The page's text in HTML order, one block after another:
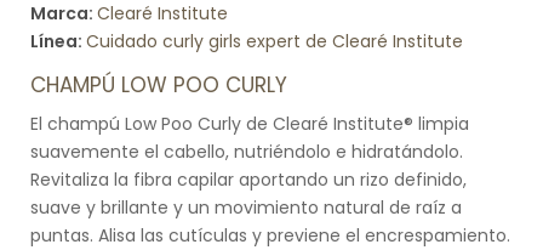
Marca: Clearé Institute
Línea: Cuidado curly girls expert de Clearé Institute
CHAMPÚ LOW POO CURLY
El champú Low Poo Curly de Clearé Institute® limpia
suavemente el cabello, nutriéndolo e hidratándolo.
Revitaliza la fibra capilar aportando un rizo definido,
suave y brillante y un movimiento natural de raíz a
puntas. Alisa las cutículas y previene el encrespamiento.